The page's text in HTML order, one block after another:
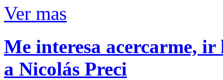
Ver mas
Me interesa acercarme,
a Nicolás Preci